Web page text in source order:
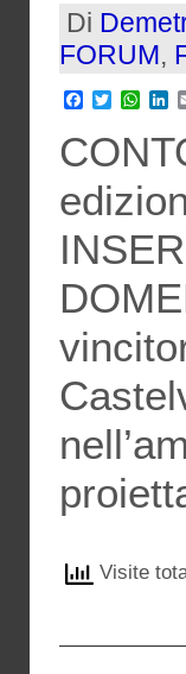
Di
FORUM,
Facebook
Twitter
Visite